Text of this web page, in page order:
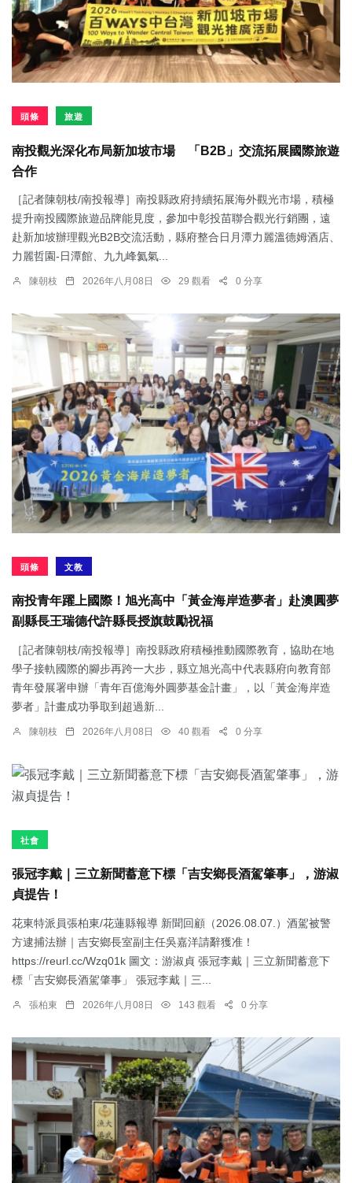
頭條 旅遊
南投觀光深化布局新加坡市場 「B2B」交流拓展國際旅遊
合作
［記者陳朝枝/南投報導］南投縣政府持續拓展海外觀光市場，積極
提升南投國際旅遊品牌能見度，參加中彰投苗聯合觀光行銷團，遠
赴新加坡辦理觀光B2B交流活動，縣府整合日月潭力麗溫德姆酒店、
力麗哲園-日潭館、九九峰氦氣...
陳朝枝 2026年八月08日 29 觀看 0 分享
頭條 文教
南投青年躍上國際！旭光高中「黃金海岸造夢者」赴澳圓夢
副縣長王瑞德代許縣長授旗鼓勵祝福
［記者陳朝枝/南投報導］南投縣政府積極推動國際教育，協助在地
學子接軌國際的腳步再跨一大步，縣立旭光高中代表縣府向教育部
青年發展署申辦「青年百億海外圓夢基金計畫」，以「黃金海岸造
夢者」計畫成功爭取到超過新...
陳朝枝 2026年八月08日 40 觀看 0 分享
社會
張冠李戴｜三立新聞蓄意下標「吉安鄉長酒駕肇事」，游淑
貞提告！
花東特派員張柏東/花蓮縣報導 新聞回顧（2026.08.07.）酒駕被警
方逮捕法辦｜吉安鄉長室副主任吳嘉洋請辭獲准！
https://reurl.cc/Wzq01k 圖文：游淑貞 張冠李戴｜三立新聞蓄意下
標「吉安鄉長酒駕肇事」 張冠李戴｜三...
張柏東 2026年八月08日 143 觀看 0 分享